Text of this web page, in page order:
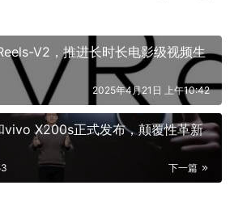
V2，推进长时长电影级视频生
2025年4月21日 上午10:42
X200s正式发布，颠覆性革新
下一篇